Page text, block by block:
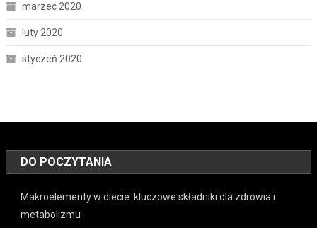
marzec 2020
luty 2020
styczeń 2020
DO POCZYTANIA
Makroelementy w diecie: kluczowe składniki dla zdrowia i
metabolizmu